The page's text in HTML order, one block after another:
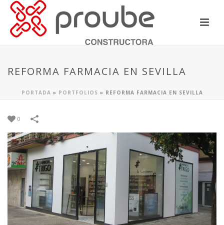
REFORMA FARMACIA EN SEVILLA
PORTADA » PORTFOLIOS » REFORMA FARMACIA EN SEVILLA
0